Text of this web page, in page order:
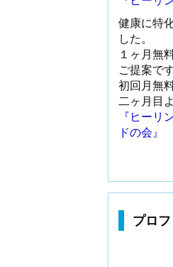
健康に特
した。
１ヶ月無
ご提案です
初回月無
二ヶ月目
『ヒーリ
ドの会』
プロ